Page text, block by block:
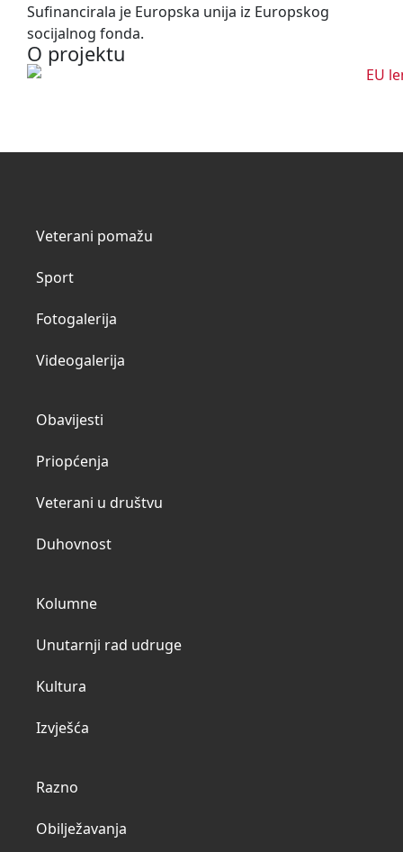
Sufinancirala je Europska unija iz Europskog
socijalnog fonda.
O projektu
Veterani pomažu
Sport
Fotogalerija
Videogalerija
Obavijesti
Priopćenja
Veterani u društvu
Duhovnost
Kolumne
Unutarnji rad udruge
Kultura
Izvješća
Razno
Obilježavanja